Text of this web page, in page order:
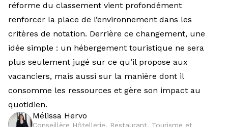
réforme du classement vient profondément
renforcer la place de l’environnement dans les
critères de notation. Derrière ce changement, une
idée simple : un hébergement touristique ne sera
plus seulement jugé sur ce qu’il propose aux
vacanciers, mais aussi sur la manière dont il
consomme les ressources et gère son impact au
quotidien.
Mélissa Hervo
Conseillère Hôtellerie, Restaurant, Tourisme et